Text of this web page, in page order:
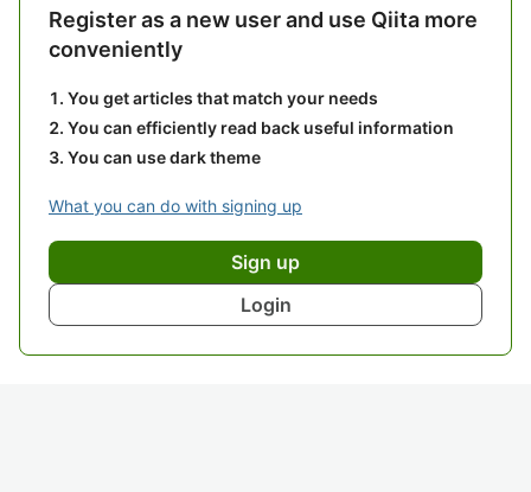
Register as a new user and use Qiita more
conveniently
You get articles that match your needs
You can efficiently read back useful information
You can use dark theme
What you can do with signing up
Sign up
Login